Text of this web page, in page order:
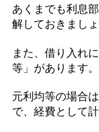
あくまでも利息
解しておきましょ
また、借り入れ
等」があります。
元利均等の場合
で、経費として